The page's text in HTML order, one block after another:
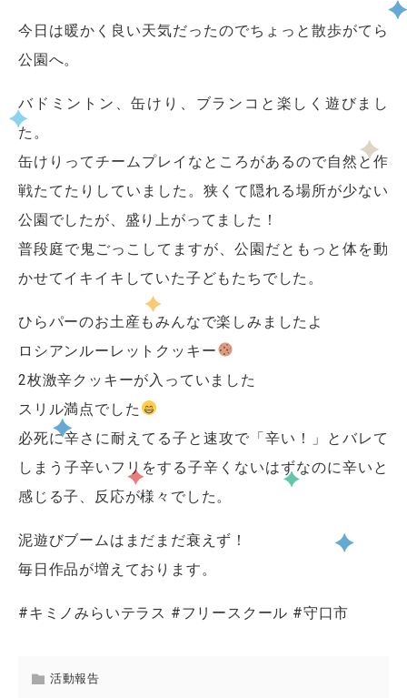
今日は暖かく良い天気だったのでちょっと散歩がてら
公園へ。
バドミントン、缶けり、ブランコと楽しく遊びまし
た。
缶けりってチームプレイなところがあるので自然と作
戦たてたりしていました。狭くて隠れる場所が少ない
公園でしたが、盛り上がってました！
普段庭で鬼ごっこしてますが、公園だともっと体を動
かせてイキイキしていた子どもたちでした。
ひらパーのお土産もみんなで楽しみましたよ
ロシアンルーレットクッキー
2枚激辛クッキーが入っていました
スリル満点でした
必死に辛さに耐えてる子と速攻で「辛い！」とバレて
しまう子辛いフリをする子辛くないはずなのに辛いと
感じる子、反応が様々でした。
泥遊びブームはまだまだ衰えず！
毎日作品が増えております。
#キミノみらいテラス #フリースクール #守口市
活動報告